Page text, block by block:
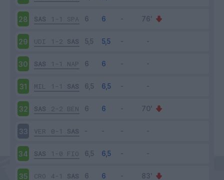
28 SAS 1-1 SPA
29 UDI 1-2 SAS
30 SAS 1-1 NAP
31 MIL 1-1 SAS
32 SAS 2-2 BEN
33 VER 0-1 SAS
34 SAS 1-0 FIO
35 CRO 4-1 SAS